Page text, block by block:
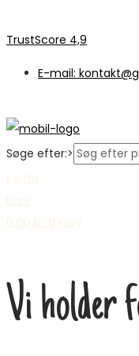
TrustScore 4,9
E-mail:
Søge efter:>
Konto
Kurv
0,00 kr. 0 Kurv
Vi holder